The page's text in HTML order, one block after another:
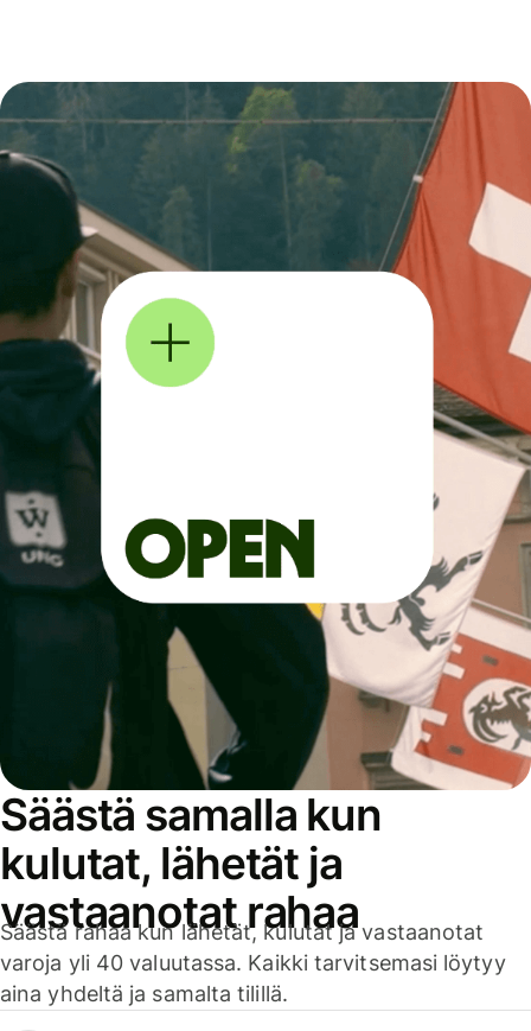
Säästä samalla kun
kulutat, lähetät ja
vastaanotat rahaa
Säästä rahaa kun lähetät, kulutat ja vastaanotat
varoja yli 40 valuutassa. Kaikki tarvitsemasi löytyy
aina yhdeltä ja samalta tilillä.